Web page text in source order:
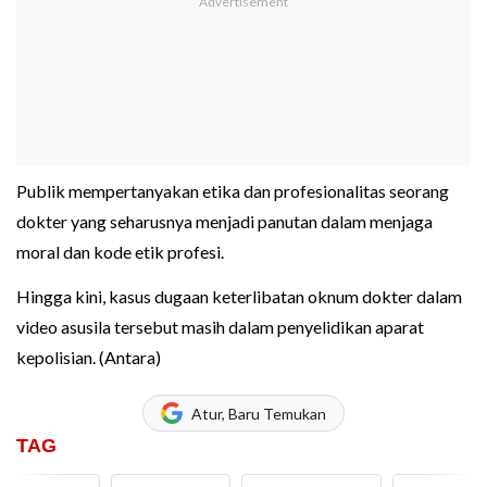
Publik mempertanyakan etika dan profesionalitas seorang
dokter yang seharusnya menjadi panutan dalam menjaga
moral dan kode etik profesi.
Hingga kini, kasus dugaan keterlibatan oknum dokter dalam
video asusila tersebut masih dalam penyelidikan aparat
kepolisian. (Antara)
Atur, Baru Temukan
TAG